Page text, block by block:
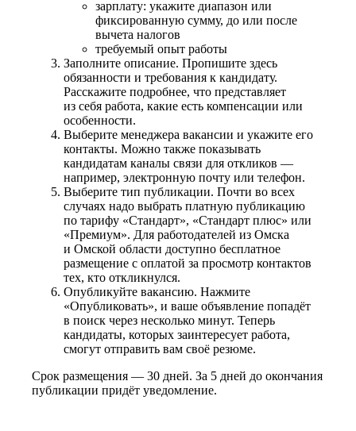
зарплату: укажите диапазон или
фиксированную сумму, до или после
вычета налогов
требуемый опыт работы
Заполните описание. Пропишите здесь
обязанности и требования к кандидату.
Расскажите подробнее, что представляет
из себя работа, какие есть компенсации или
особенности.
Выберите менеджера вакансии и укажите его
контакты. Можно также показывать
кандидатам каналы связи для откликов —
например, электронную почту или телефон.
Выберите тип публикации. Почти во всех
случаях надо выбрать платную публикацию
по тарифу «Стандарт», «Стандарт плюс» или
«Премиум». Для работодателей из Омска
и Омской области доступно бесплатное
размещение с оплатой за просмотр контактов
тех, кто откликнулся.
Опубликуйте вакансию. Нажмите
«Опубликовать», и ваше объявление попадёт
в поиск через несколько минут. Теперь
кандидаты, которых заинтересует работа,
смогут отправить вам своё резюме.
Срок размещения — 30 дней. За 5 дней до окончания
публикации придёт уведомление.